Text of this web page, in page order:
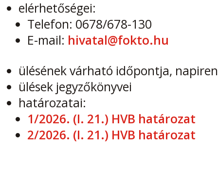
elérhetőségei:
Telefon: 0678/678-130
E-mail: hivatal@fokto.hu
ülésének várható időpontja,
ülések jegyzőkönyvei
határozatai:
1/2026. (I. 21.) HVB határozat
2/2026. (I. 21.) HVB határozat